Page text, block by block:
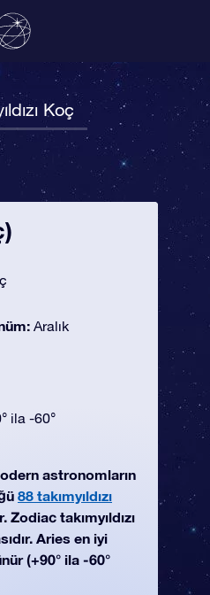
Koç
Aralık
ila -60°
astronomların
88 takımyıldızı
takımyıldızı
Aries en iyi
(+90° ila -60°